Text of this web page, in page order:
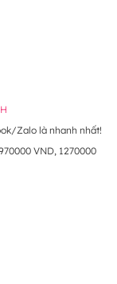
Zalo là nhanh nhất!
VND, 1270000